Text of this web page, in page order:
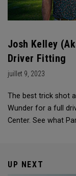
Josh Kelley
Driver Fitting
juillet 9, 2023
The best trick shot
Wunder for a full
Center. See what
UP NEXT